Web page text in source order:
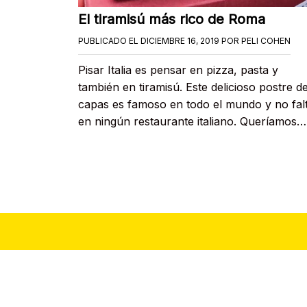
El tiramisú más rico de Roma
PUBLICADO EL DICIEMBRE 16, 2019 POR PELI COHEN
Pisar Italia es pensar en pizza, pasta y
también en tiramisú. Este delicioso postre
capas es famoso en todo el mundo y no
en ningún restaurante italiano.